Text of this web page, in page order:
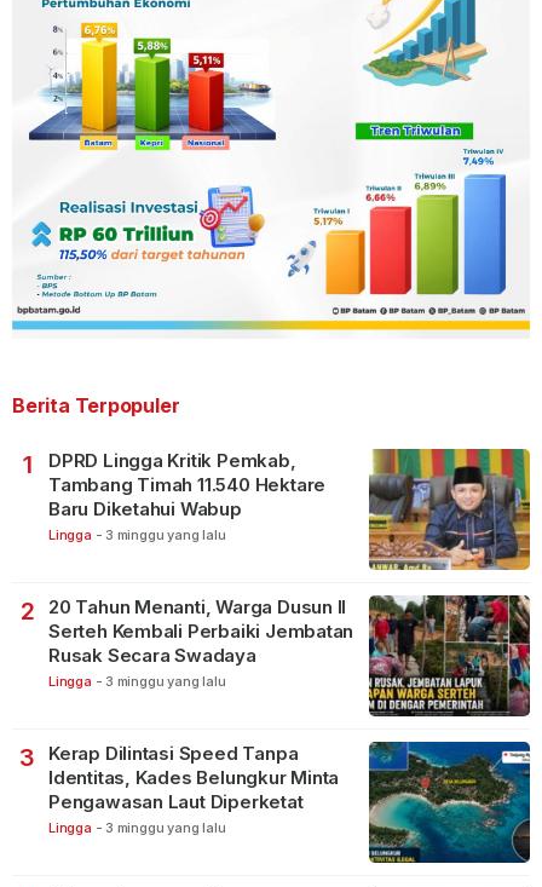
Berita Terpopuler
1
DPRD Lingga Kritik Pemkab,
Tambang Timah 11.540 Hektare
Baru Diketahui Wabup
Lingga - 3 minggu yang lalu
2
20 Tahun Menanti, Warga Dusun II
Serteh Kembali Perbaiki Jembatan
Rusak Secara Swadaya
Lingga - 3 minggu yang lalu
3
Kerap Dilintasi Speed Tanpa
Identitas, Kades Belungkur Minta
Pengawasan Laut Diperketat
Lingga - 3 minggu yang lalu